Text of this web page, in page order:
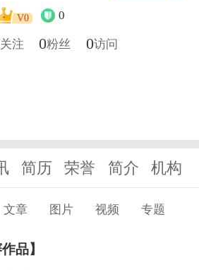
V0 0
关注 0粉丝 0访问
简历 荣誉 简介 机构
文章 图片 视频 专题
品】